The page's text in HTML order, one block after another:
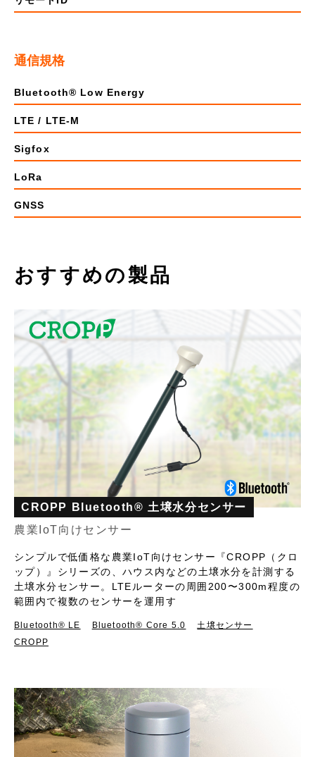
通信規格
Bluetooth® Low Energy
LTE / LTE-M
Sigfox
LoRa
GNSS
おすすめの製品
CROPP Bluetooth® 土壌水分センサー
農業IoT向けセンサー
シンプルで低価格な農業IoT向けセンサー『CROPP（クロ
ップ）』シリーズの、ハウス内などの土壌水分を計測する
土壌水分センサー。LTEルーターの周囲200〜300m程度の
範囲内で複数のセンサーを運用す
Bluetooth®︎ LE Bluetooth® Core 5.0
土壌センサー
CROPP